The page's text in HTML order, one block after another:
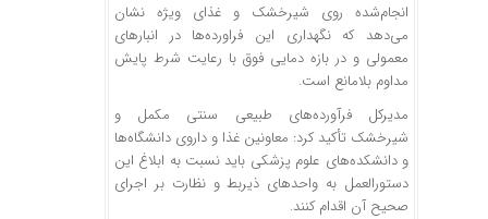
انجام‌شده روی شیرخشک و غذای ویژه نشان
می‌دهد که نگهداری این فراورده‌ها در انبارهای
معمولی و در بازه دمایی فوق با رعایت شرط پایش
مداوم بلامانع است.
مدیرکل فرآورده‌های طبیعی سنتی مکمل و
شیرخشک تأکید کرد: معاونین غذا و داروی دانشگاه‌ها
و دانشکده‌های علوم پزشکی باید نسبت به ابلاغ این
دستورالعمل به واحدهای ذیربط و نظارت بر اجرای
صحیح آن اقدام کنند.